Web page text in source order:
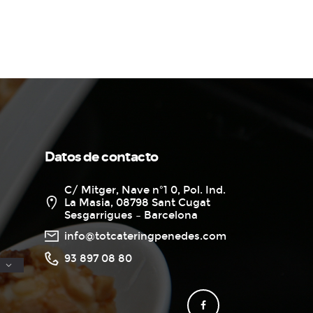
Datos de contacto
C/ Mitger, Nave nº1 0, Pol. Ind.
La Masia, 08798 Sant Cugat
Sesgarrigues – Barcelona
info@totcateringpenedes.com
93 897 08 80